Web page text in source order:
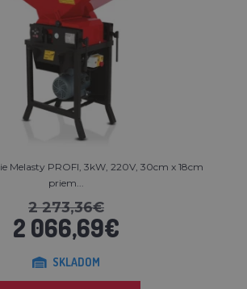
Melasty PROFI, 3kW, 220V, 30cm x 18cm
priem...
2 273,36€
2 066,69€
SKLADOM